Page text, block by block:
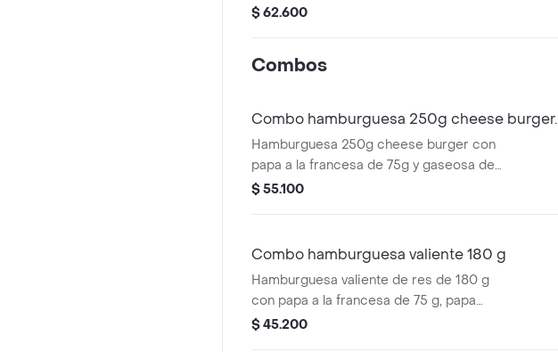
salchibolitas o choribolitas + 2 pinchos
$ 62.600
Combos
Combo hamburguesa 250g cheese burger.
Hamburguesa 250g cheese burger con
papa a la francesa de 75g y gaseosa de
400ml.
$ 55.100
Combo hamburguesa valiente 180 g
Hamburguesa valiente de res de 180 g
con papa a la francesa de 75 g, papa
criolla de 100 g o papa casco de 100 g y
$ 45.200